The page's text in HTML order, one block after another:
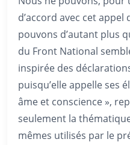
d’accord avec cet appel
pouvons d’autant plus
du Front National
inspirée des
puisqu’elle appelle ses
âme et conscience »,
seulement la
mêmes utilisés par le